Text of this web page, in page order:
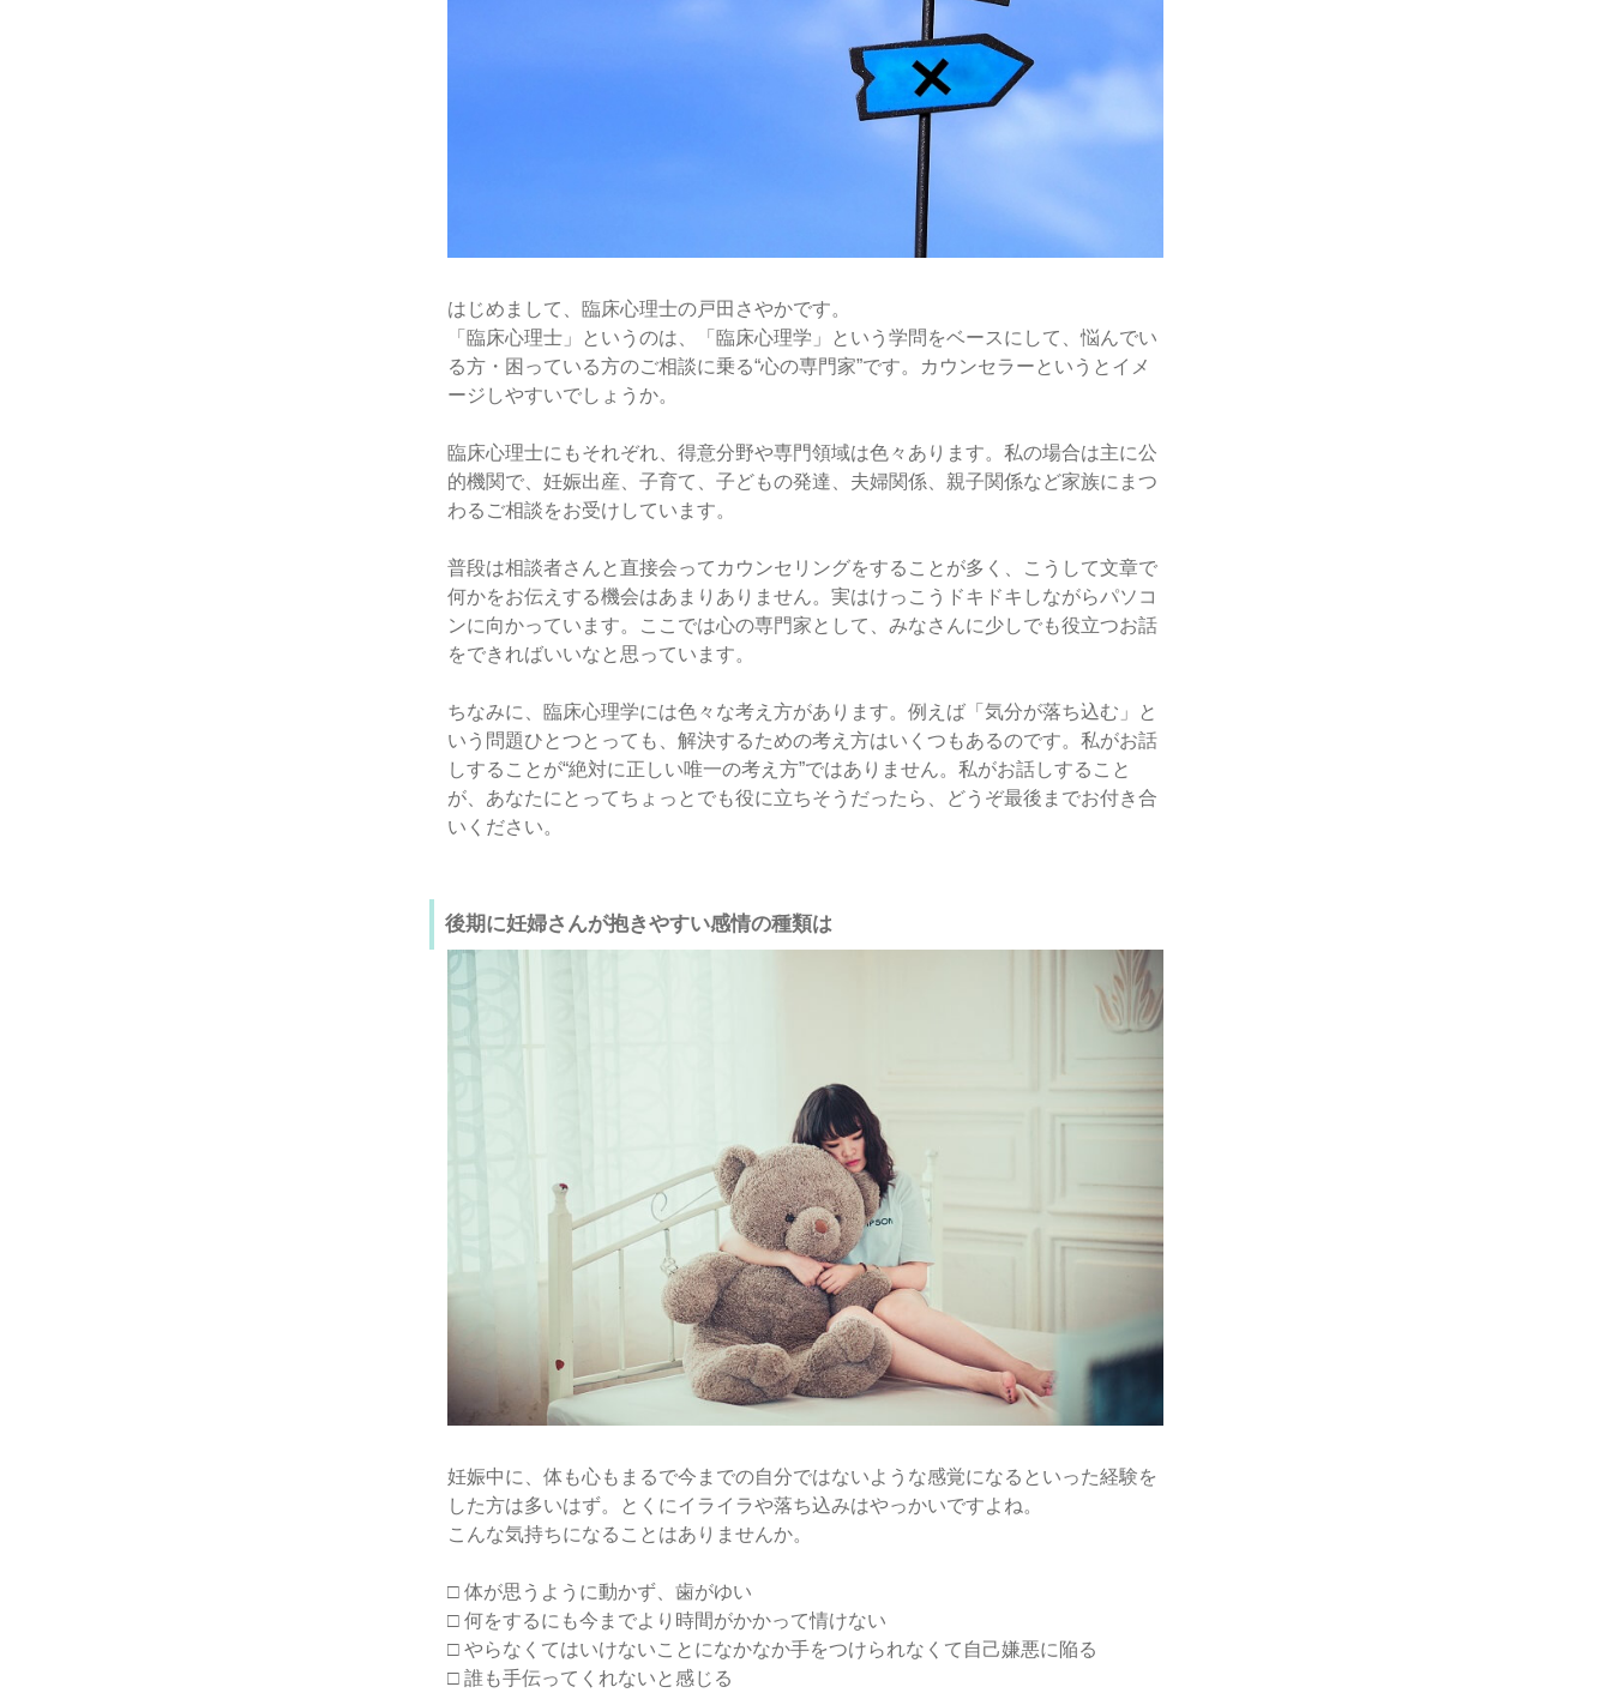
はじめまして、臨床心理士の戸田さやかです。
「臨床心理士」というのは、「臨床心理学」という学問をベースにして、悩んでい
る方・困っている方のご相談に乗る“心の専門家”です。カウンセラーというとイメ
ージしやすいでしょうか。
臨床心理士にもそれぞれ、得意分野や専門領域は色々あります。私の場合は主に公
的機関で、妊娠出産、子育て、子どもの発達、夫婦関係、親子関係など家族にまつ
わるご相談をお受けしています。
普段は相談者さんと直接会ってカウンセリングをすることが多く、こうして文章で
何かをお伝えする機会はあまりありません。実はけっこうドキドキしながらパソコ
ンに向かっています。ここでは心の専門家として、みなさんに少しでも役立つお話
をできればいいなと思っています。
ちなみに、臨床心理学には色々な考え方があります。例えば「気分が落ち込む」と
いう問題ひとつとっても、解決するための考え方はいくつもあるのです。私がお話
しすることが“絶対に正しい唯一の考え方”ではありません。私がお話しすること
が、あなたにとってちょっとでも役に立ちそうだったら、どうぞ最後までお付き合
いください。
後期に妊婦さんが抱きやすい感情の種類は
妊娠中に、体も心もまるで今までの自分ではないような感覚になるといった経験を
した方は多いはず。とくにイライラや落ち込みはやっかいですよね。
こんな気持ちになることはありませんか。
□ 体が思うように動かず、歯がゆい
□ 何をするにも今までより時間がかかって情けない
□ やらなくてはいけないことになかなか手をつけられなくて自己嫌悪に陥る
□ 誰も手伝ってくれないと感じる